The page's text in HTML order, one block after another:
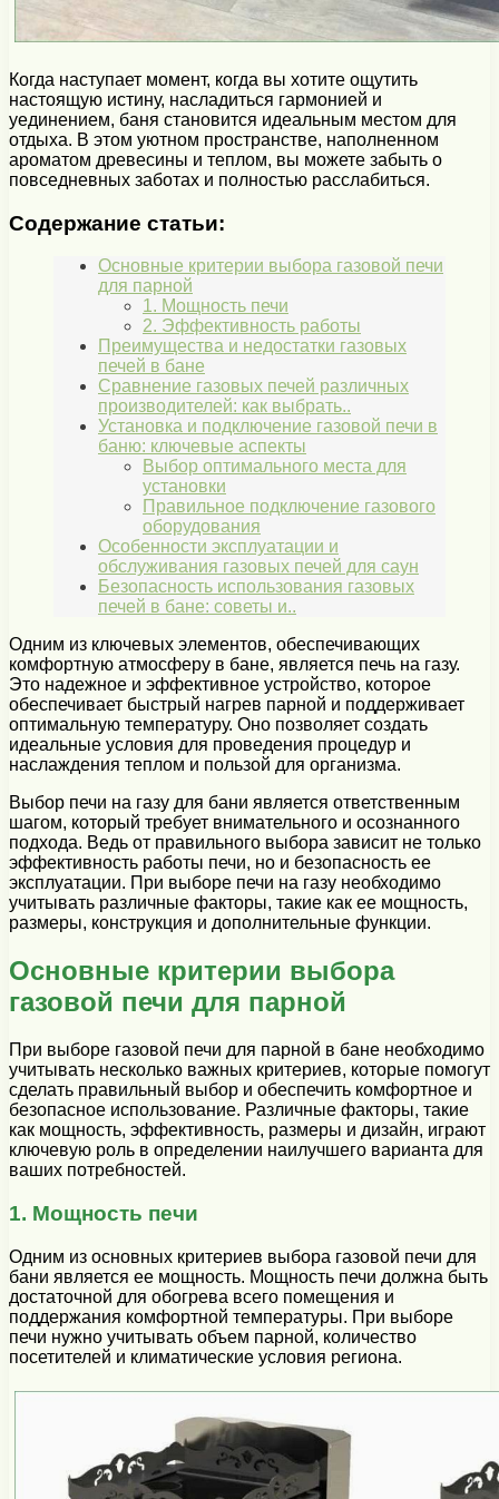
Когда наступает момент, когда вы хотите ощутить
настоящую истину, насладиться гармонией и
уединением, баня становится идеальным местом для
отдыха. В этом уютном пространстве, наполненном
ароматом древесины и теплом, вы можете забыть о
повседневных заботах и полностью расслабиться.
Содержание статьи:
Основные критерии выбора газовой печи
для парной
1. Мощность печи
2. Эффективность работы
Преимущества и недостатки газовых
печей в бане
Сравнение газовых печей различных
производителей: как выбрать..
Установка и подключение газовой печи в
баню: ключевые аспекты
Выбор оптимального места для
установки
Правильное подключение газового
оборудования
Особенности эксплуатации и
обслуживания газовых печей для саун
Безопасность использования газовых
печей в бане: советы и..
Одним из ключевых элементов, обеспечивающих
комфортную атмосферу в бане, является печь на газу.
Это надежное и эффективное устройство, которое
обеспечивает быстрый нагрев парной и поддерживает
оптимальную температуру. Оно позволяет создать
идеальные условия для проведения процедур и
наслаждения теплом и пользой для организма.
Выбор печи на газу для бани является ответственным
шагом, который требует внимательного и осознанного
подхода. Ведь от правильного выбора зависит не только
эффективность работы печи, но и безопасность ее
эксплуатации. При выборе печи на газу необходимо
учитывать различные факторы, такие как ее мощность,
размеры, конструкция и дополнительные функции.
Основные критерии выбора
газовой печи для парной
При выборе газовой печи для парной в бане необходимо
учитывать несколько важных критериев, которые помогут
сделать правильный выбор и обеспечить комфортное и
безопасное использование. Различные факторы, такие
как мощность, эффективность, размеры и дизайн, играют
ключевую роль в определении наилучшего варианта для
ваших потребностей.
1. Мощность печи
Одним из основных критериев выбора газовой печи для
бани является ее мощность. Мощность печи должна быть
достаточной для обогрева всего помещения и
поддержания комфортной температуры. При выборе
печи нужно учитывать объем парной, количество
посетителей и климатические условия региона.